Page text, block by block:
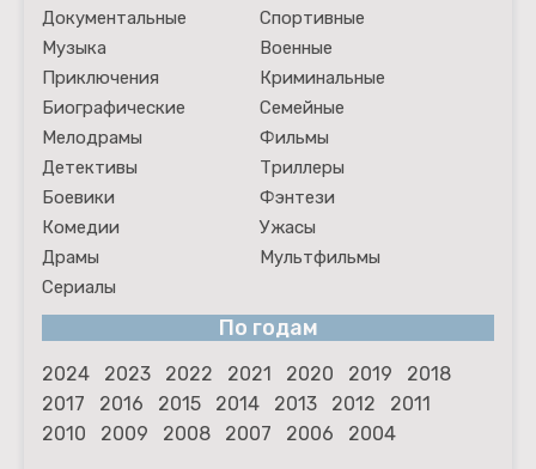
Документальные
Спортивные
Музыка
Военные
Приключения
Криминальные
Биографические
Семейные
Мелодрамы
Фильмы
Детективы
Триллеры
Боевики
Фэнтези
Комедии
Ужасы
Драмы
Мультфильмы
Сериалы
По годам
2024 2023 2022 2021 2020 2019
2018
2017
2016 2015 2014 2013 2012
2011
2010
2009 2008 2007 2006 2004